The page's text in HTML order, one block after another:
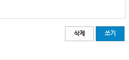
삭제 쓰기